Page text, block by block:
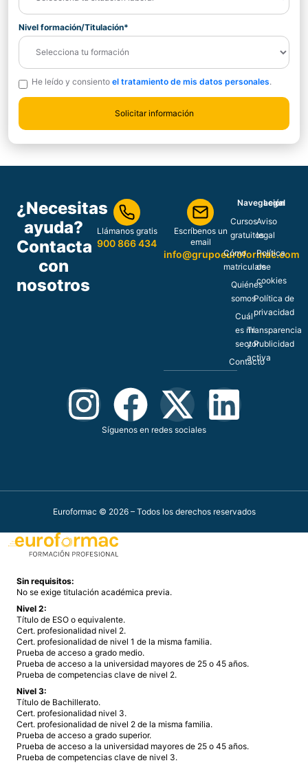
Nivel formación/Titulación*
He leído y consiento el tratamiento de mis datos personales.
¿Necesitas
ayuda?
Contacta
con
nosotros
Llámanos gratis
900 866 434
Escríbenos un
email
info@grupoeuroformac.com
Navegación
Cursos
gratuitos
Cómo
matricularse
Quiénes
somos
Cuál
es mi
sector
Contacto
Legal
Aviso
legal
Política
de
cookies
Política de
privacidad
Transparencia
y Publicidad
activa
Síguenos en redes sociales
Euroformac © 2026 – Todos los derechos reservados
Sin requisitos:
No se exige titulación académica previa.
Nivel 2:
Título de ESO o equivalente.
Cert. profesionalidad nivel 2.
Cert. profesionalidad de nivel 1 de la misma familia.
Prueba de acceso a grado medio.
Prueba de acceso a la universidad mayores de 25 o 45 años.
Prueba de competencias clave de nivel 2.
Nivel 3:
Título de Bachillerato.
Cert. profesionalidad nivel 3.
Cert. profesionalidad de nivel 2 de la misma familia.
Prueba de acceso a grado superior.
Prueba de acceso a la universidad mayores de 25 o 45 años.
Prueba de competencias clave de nivel 3.